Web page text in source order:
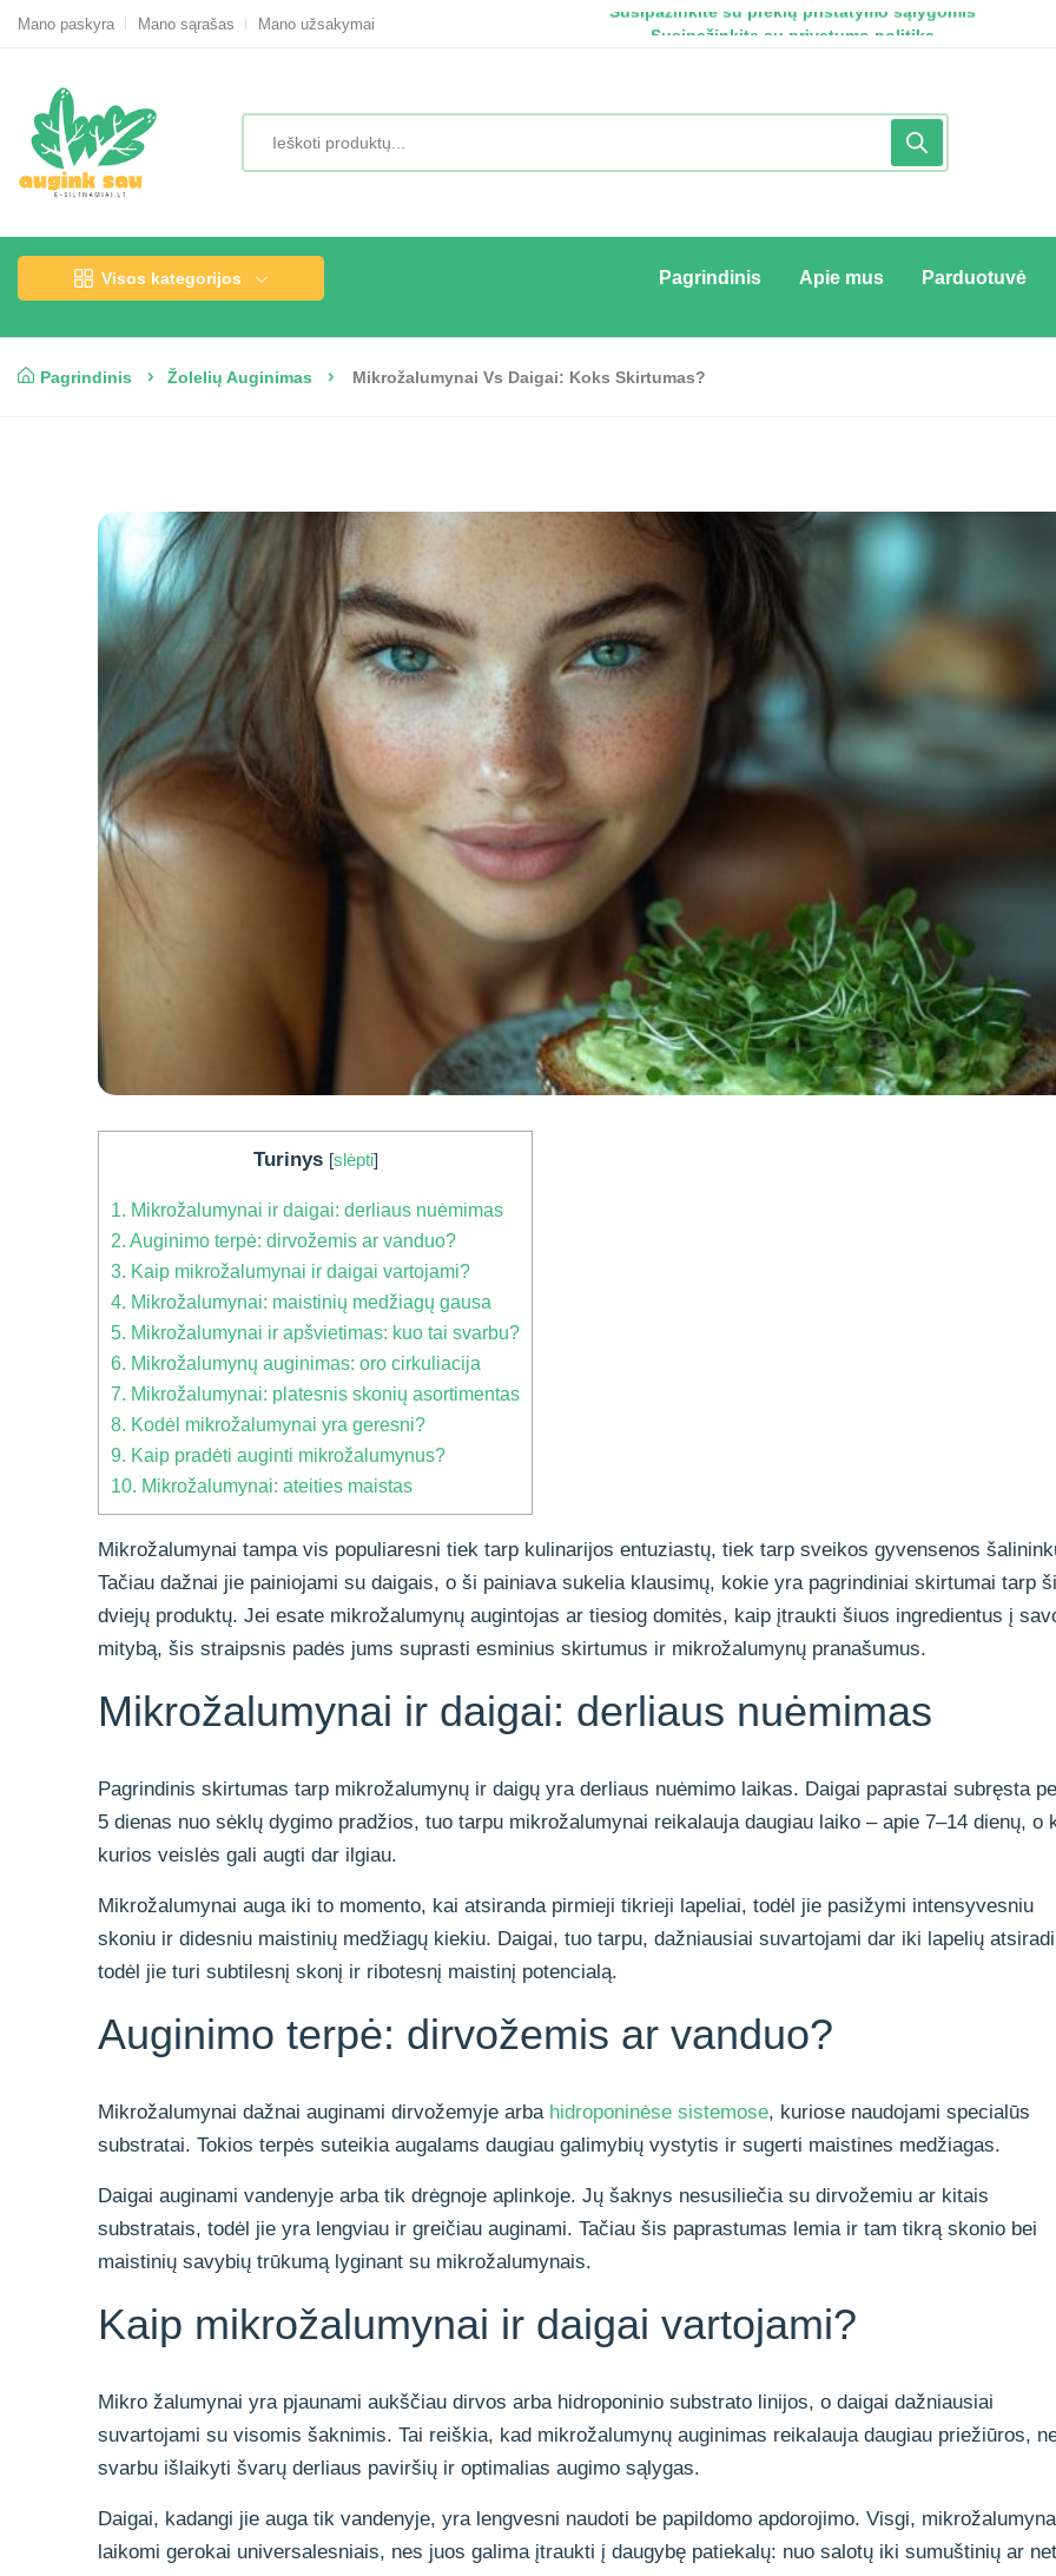
Mano paskyra Mano sąrašas Mano užsakymai
Susipažinkite su prekių pristatymo sąlygomis
Visos kategorijos Pagrindinis Apie mus Parduotuvė
Pagrindinis Žolelių Auginimas Mikrožalumynai Vs Daigai: Koks Skirtumas?
Turinys [slėpti]
1. Mikrožalumynai ir daigai: derliaus nuėmimas
2. Auginimo terpė: dirvožemis ar vanduo?
3. Kaip mikrožalumynai ir daigai vartojami?
4. Mikrožalumynai: maistinių medžiagų gausa
5. Mikrožalumynai ir apšvietimas: kuo tai svarbu?
6. Mikrožalumynų auginimas: oro cirkuliacija
7. Mikrožalumynai: platesnis skonių asortimentas
8. Kodėl mikrožalumynai yra geresni?
9. Kaip pradėti auginti mikrožalumynus?
10. Mikrožalumynai: ateities maistas
Mikrožalumynai tampa vis populiaresni tiek tarp kulinarijos entuziastų, tiek tarp sveikos gyvensenos
Tačiau dažnai jie painiojami su daigais, o ši painiava sukelia klausimų, kokie yra pagrindiniai skirtumai tarp
dviejų produktų. Jei esate mikrožalumynų augintojas ar tiesiog domitės, kaip įtraukti šiuos ingredientus į
mitybą, šis straipsnis padės jums suprasti esminius skirtumus ir mikrožalumynų pranašumus.
Mikrožalumynai ir daigai: derliaus nuėmimas
Pagrindinis skirtumas tarp mikrožalumynų ir daigų yra derliaus nuėmimo laikas. Daigai paprastai subręsta
5 dienas nuo sėklų dygimo pradžios, tuo tarpu mikrožalumynai reikalauja daugiau laiko – apie 7–14 dienų, o
kurios veislės gali augti dar ilgiau.
Mikrožalumynai auga iki to momento, kai atsiranda pirmieji tikrieji lapeliai, todėl jie pasižymi intensyvesniu
skoniu ir didesniu maistinių medžiagų kiekiu. Daigai, tuo tarpu, dažniausiai suvartojami dar iki lapelių
todėl jie turi subtilesnį skonį ir ribotesnį maistinį potencialą.
Auginimo terpė: dirvožemis ar vanduo?
Mikrožalumynai dažnai auginami dirvožemyje arba hidroponinėse sistemose, kuriose naudojami specialūs
substratai. Tokios terpės suteikia augalams daugiau galimybių vystytis ir sugerti maistines medžiagas.
Daigai auginami vandenyje arba tik drėgnoje aplinkoje. Jų šaknys nesusiliečia su dirvožemiu ar kitais
substratais, todėl jie yra lengviau ir greičiau auginami. Tačiau šis paprastumas lemia ir tam tikrą skonio bei
maistinių savybių trūkumą lyginant su mikrožalumynais.
Kaip mikrožalumynai ir daigai vartojami?
Mikro žalumynai yra pjaunami aukščiau dirvos arba hidroponinio substrato linijos, o daigai dažniausiai
suvartojami su visomis šaknimis. Tai reiškia, kad mikrožalumynų auginimas reikalauja daugiau priežiūros,
svarbu išlaikyti švarų derliaus paviršių ir optimalias augimo sąlygas.
Daigai, kadangi jie auga tik vandenyje, yra lengvesni naudoti be papildomo apdorojimo. Visgi,
laikomi gerokai universalesniais, nes juos galima įtraukti į daugybę patiekalų: nuo salotų iki sumuštinių ar net